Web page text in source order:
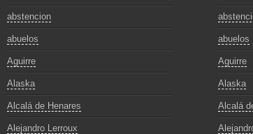
abstencion
abuelos
Aguirre
Alaska
Alcalá de Henares
Alejandro Lerroux
abuelos
Aguirre
Alaska
Alcalá